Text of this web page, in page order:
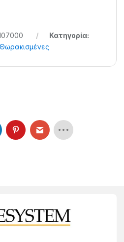
Κατηγορία: